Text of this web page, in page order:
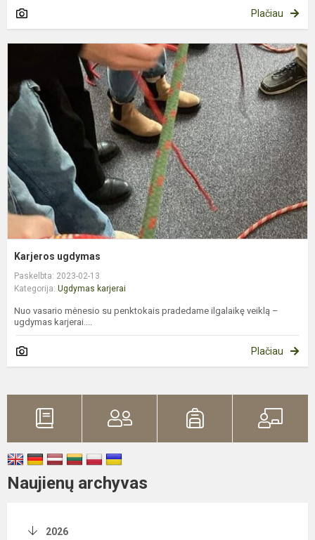
Plačiau
Karjeros ugdymas
Paskelbta: 2023-02-13
Kategorija: Ugdymas karjerai
Nuo vasario mėnesio su penktokais pradedame ilgalaikę veiklą –
ugdymas karjerai....
Plačiau
Naujienų archyvas
2026